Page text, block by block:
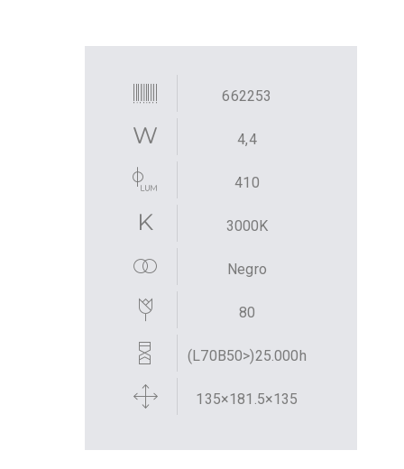
662253
4,4
410
3000K
Negro
80
(L70B50>)25.000h
135×181.5×135